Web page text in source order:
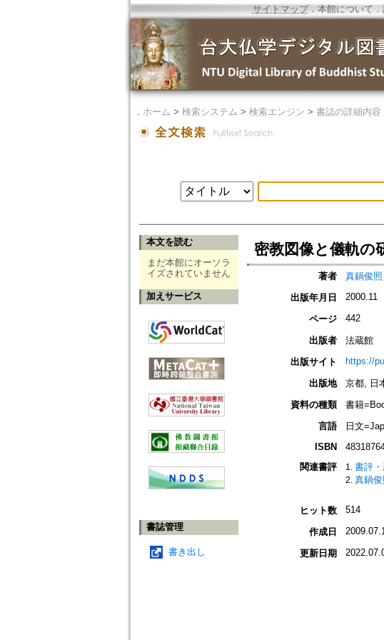
サイトマップ．本館について ．
． ホーム > 検索システム > 検索エンジン > 書誌の詳細内容
本文を読む
まだ本館にオーソラ
イズされていません
加えサービス
書誌管理
書き出し
密教図像と儀軌の
著者
真鍋俊
出版年月日
2000.11
ページ 442
出版者
法蔵館
出版サイト
https://
出版地
京都, 日
資料の種類
書籍
言語
日文
ISBN
関連書評
書評
真鍋俊
ヒット数 514
作成日
更新日期